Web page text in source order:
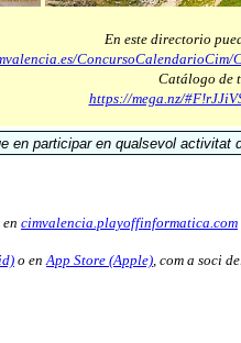
En este directorio
Catálogo de
https://mega.nz/
en participar en qualsevol activitat
cimvalencia.playoffinformatica.com
o en App Store (Apple) , com a soci